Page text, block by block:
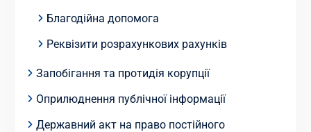
Благодійна допомога
Реквізити розрахункових рахунків
Запобігання та протидія корупції
Оприлюднення публічної інформації
Державний акт на право постійного